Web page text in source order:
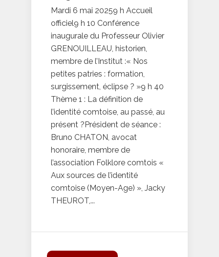
Mardi 6 mai 20259 h Accueil
officiel9 h 10 Conférence
inaugurale du Professeur Olivier
GRENOUILLEAU, historien,
membre de l’Institut :« Nos
petites patries : formation,
surgissement, éclipse ? »9 h 40
Thème 1 : La définition de
l’identité comtoise, au passé, au
présent ?Président de séance :
Bruno CHATON, avocat
honoraire, membre de
l’association Folklore comtois «
Aux sources de l’identité
comtoise (Moyen-Age) », Jacky
THEUROT,...